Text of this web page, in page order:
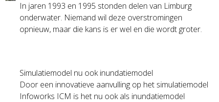
In jaren 1993 en 1995 stonden delen van Limburg
onderwater. Niemand wil deze overstromingen
opnieuw, maar die kans is er wel en die wordt groter.
Simulatiemodel nu ook inundatiemodel
Door een innovatieve aanvulling op het simulatiemodel
Infoworks ICM is het nu ook als inundatiemodel